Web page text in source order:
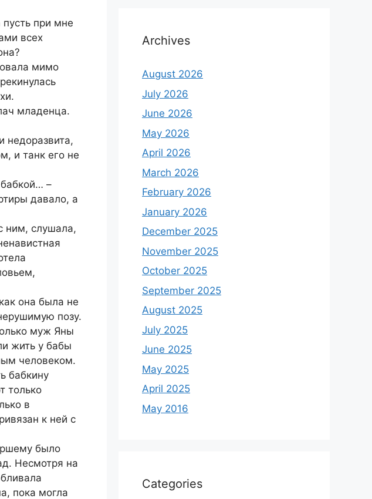
при мне
всех
мимо
младенца.
недоразвита,
и танк его не
–
давало, а
ним, слушала,
она была не
позу.
муж Яны
жить у бабы
человеком.
бабкину
только
в
к ней с
было
Несмотря на
пока могла
Archives
August 2026
July 2026
June 2026
May 2026
April 2026
March 2026
February 2026
January 2026
December 2025
November 2025
October 2025
September 2025
August 2025
July 2025
June 2025
May 2025
April 2025
May 2016
Categories